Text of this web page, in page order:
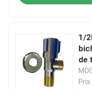
1/
de